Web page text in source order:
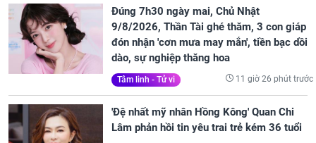
Đúng 7h30 ngày mai, Chủ Nhật
9/8/2026, Thần Tài ghé thăm, 3 con giáp
đón nhận 'cơn mưa may mắn', tiền bạc dồi
dào, sự nghiệp thăng hoa
Tâm linh - Tử vi 11 giờ 26 phút trước
'Đệ nhất mỹ nhân Hồng Kông' Quan Chi
Lâm phản hồi tin yêu trai trẻ kém 36 tuổi